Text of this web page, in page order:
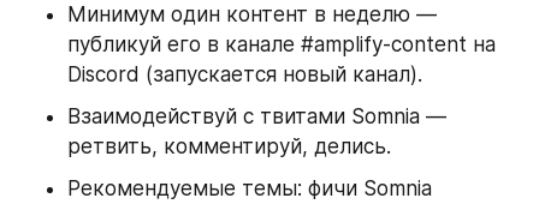
Минимум один контент в неделю —
публикуй его в канале #amplify-content на
Discord (запускается новый канал).
Взаимодействуй с твитами Somnia —
ретвить, комментируй, делись.
Рекомендуемые темы: фичи Somnia